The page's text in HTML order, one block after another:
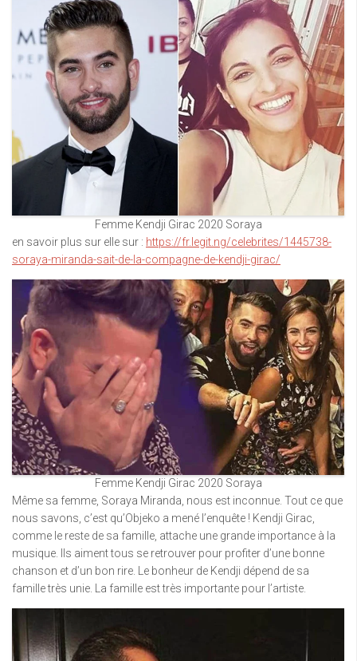
Femme Kendji Girac 2020 Soraya
en savoir plus sur elle sur : https://fr.legit.ng/celebrites/1445738-
soraya-miranda-sait-de-la-compagne-de-kendji-girac/
Femme Kendji Girac 2020 Soraya
Même sa femme, Soraya Miranda, nous est inconnue. Tout ce que
nous savons, c’est qu’Objeko a mené l’enquête ! Kendji Girac,
comme le reste de sa famille, attache une grande importance à la
musique. Ils aiment tous se retrouver pour profiter d’une bonne
chanson et d’un bon rire. Le bonheur de Kendji dépend de sa
famille très unie. La famille est très importante pour l’artiste.